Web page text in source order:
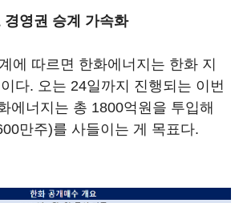
경영권 승계 가속화
에 따르면 한화에너지는 한화 지
다. 오는 24일까지 진행되는 이번
에너지는 총 1800억원을 투입해
만주)를 사들이는 게 목표다.